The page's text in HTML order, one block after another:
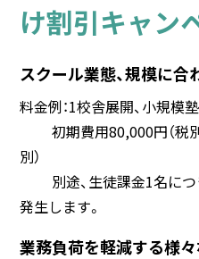
け割引キャン
スクール業態、規模に
料金例：1校舎展開、小規模
初期費用80,000円（税別
別）
別途、生徒課金1名につ
発生します。
業務負荷を軽減する様